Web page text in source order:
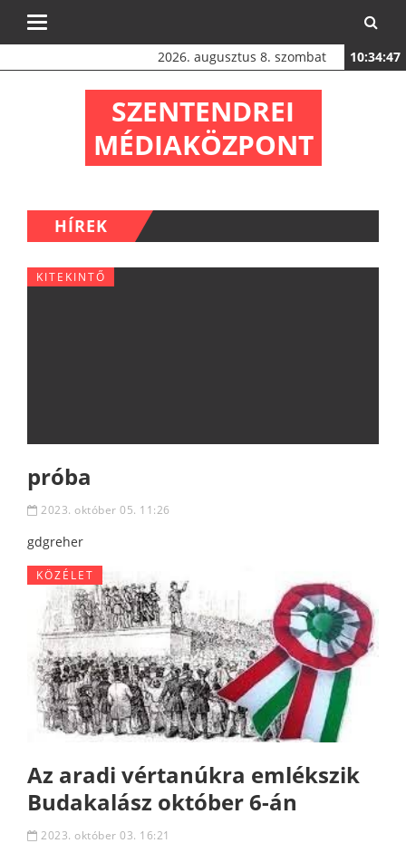
Toggle
2026. augusztus 8. szombat 10:34:49
SZENTENDREI
MÉDIAKÖZPONT
HÍREK
KITEKINTŐ
próba
2023. október 05. 11:26
gdgreher
KÖZÉLET
Az aradi vértanúkra emlékszik
Budakalász október 6-án
2023. október 03. 16:21